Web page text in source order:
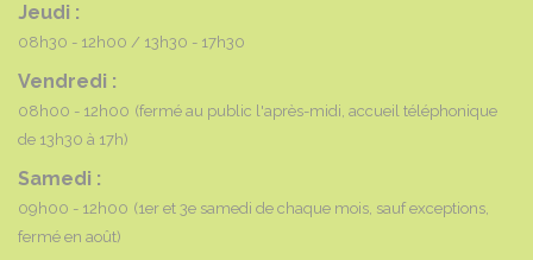
Jeudi :
08h30 - 12h00 13h30 - 17h30
Vendredi :
08h00 - 12h00 (fermé au public l'après-midi, accueil téléphonique
de 13h30 à 17h)
Samedi :
09h00 - 12h00 (1er et 3e samedi de chaque mois, sauf exceptions,
fermé en août)